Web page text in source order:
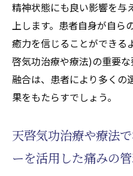
天啓気功治療や
ー療法を用いた
天啓気功治療や
ニーを活用した
痛みを和らげる気
気功治療(天啓気
痛のプロセス
精神状態にも良い影響を与
上します。患者自身が自
癒力を信じることができる
啓気功治療や療法)の重要
融合は、患者により多くの
果をもたらすでしょう。
天啓気功治療や療法
ーを活用した痛みの